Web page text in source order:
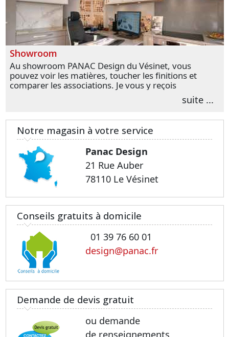
Showroom
Au showroom PANAC Design du Vésinet, vous
pouvez voir les matières, toucher les finitions et
comparer les associations. Je vous y reçois
personnellement pour parler de votre projet et
transformer vos premières idées en choix plussuite ...
Notre magasin à votre service
Panac Design
21 Rue Auber
78110 Le Vésinet
Conseils gratuits à domicile
01 39 76 60 01
design@panac.fr
Demande de devis gratuit
ou demande
de renseignements